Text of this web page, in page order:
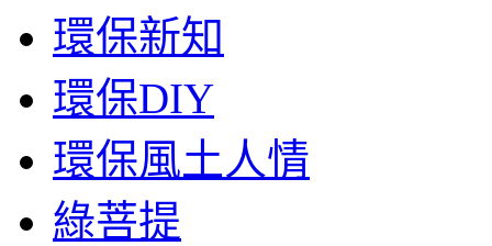
環保新知
環保DIY
環保風土人情
綠菩提